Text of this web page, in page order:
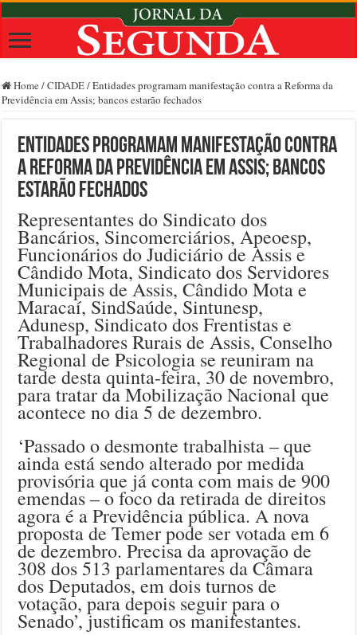
Home /CIDADE/Entidades programam manifestação contra a Reforma da
Previdência em Assis; bancos estarão fechados
Entidades programam manifestação contra
a Reforma da Previdência em Assis; bancos
estarão fechados
Representantes do Sindicato dos
Bancários, Sincomerciários, Apeoesp,
Funcionários do Judiciário de Assis e
Cândido Mota, Sindicato dos Servidores
Municipais de Assis, Cândido Mota e
Maracaí, SindSaúde, Sintunesp,
Adunesp, Sindicato dos Frentistas e
Trabalhadores Rurais de Assis, Conselho
Regional de Psicologia se reuniram na
tarde desta quinta-feira, 30 de novembro,
para tratar da Mobilização Nacional que
acontece no dia 5 de dezembro.
‘Passado o desmonte trabalhista – que
ainda está sendo alterado por medida
provisória que já conta com mais de 900
emendas – o foco da retirada de direitos
agora é a Previdência pública. A nova
proposta de Temer pode ser votada em 6
de dezembro. Precisa da aprovação de
308 dos 513 parlamentares da Câmara
dos Deputados, em dois turnos de
votação, para depois seguir para o
Senado’, justificam os manifestantes.